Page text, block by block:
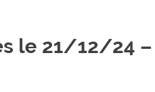
le 21/12/24 –